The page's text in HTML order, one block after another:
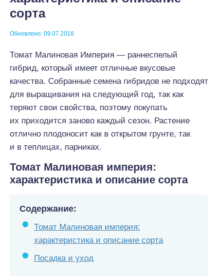
сорта
Обновлено: 09.07.2018
Томат Малиновая Империя — раннеспелый
гибрид, который имеет отличные вкусовые
качества. Собранные семена гибридов не подходят
для выращивания на следующий год, так как
теряют свои свойства, поэтому покупать
их приходится заново каждый сезон. Растение
отлично плодоносит как в открытом грунте, так
и в теплицах, парниках.
Томат Малиновая империя:
характеристика и описание сорта
Содержание:
Томат Малиновая империя:
характеристика и описание сорта
Посадка и уход